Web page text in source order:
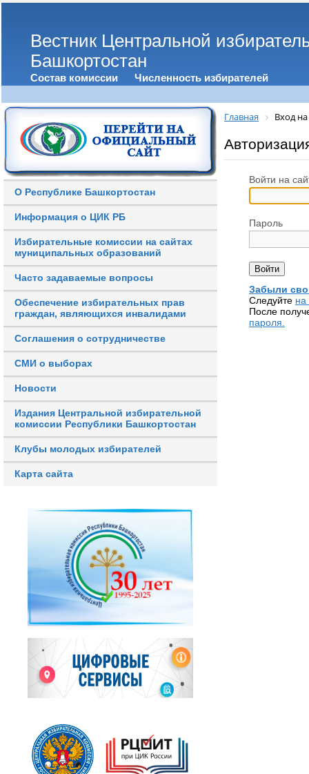
Вестник Центральной
Башкортостан
Состав комиссии Численность избирателей
О Республике Башкортостан
Информация о ЦИК РБ
Избирательные комиссии на сайтах
муниципальных образований
Часто задаваемые вопросы
Обеспечение избирательных прав
граждан, являющихся инвалидами
Соглашения о сотрудничестве
СМИ о выборах
Новости
Издания Центральной избирательной
комиссии Республики Башкортостан
Клубы молодых избирателей
Карта сайта
Главная Вход на
Войти на
Пароль
Забыли
Следуйте на
После
пароля.